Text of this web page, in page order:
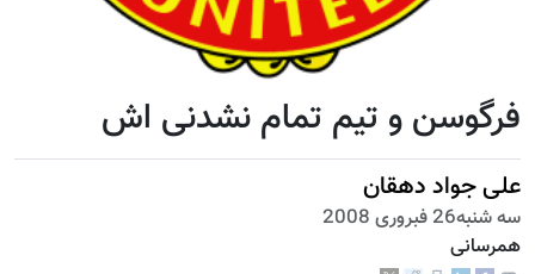
فرگوسن و تیم تمام نشدنی اش
علی جواد دهقان
سه شنبه26 فبروری 2008
همرسانی